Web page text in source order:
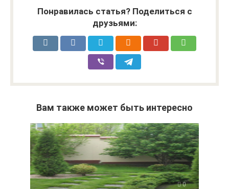
Понравилась статья? Поделиться с
друзьями:
Вам также может быть интересно
0